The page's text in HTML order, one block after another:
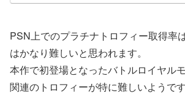
PSN上でのプラチナトロフィー取得率
はかなり難しいと思われます。
本作で初登場となったバトルロイヤル
関連のトロフィーが特に難しいようです